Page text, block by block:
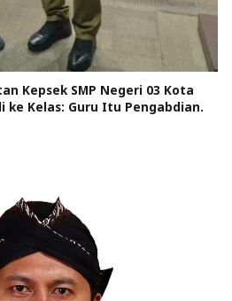
Kepsek SMP Negeri 03 Kota
ke Kelas: Guru Itu Pengabdian.